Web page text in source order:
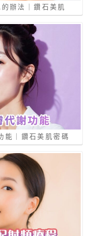
辦法｜鑽石美肌
能｜鑽石美肌密碼